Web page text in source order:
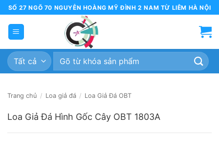
Bỏ
qua
dung
SỐ 27 NGÕ 70 NGUYỄN HOÀNG MỸ ĐÌNH 2 NAM TỪ LIÊM HÀ NỘI
Tìm
Trang chủ / Loa giả đá / Loa Giả Đá OBT
Loa Giả Đá Hình Gốc Cây OBT 1803A